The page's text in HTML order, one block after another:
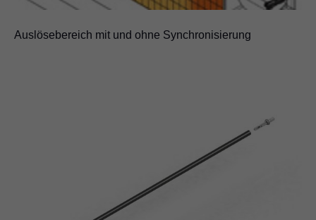
Auslösebereich mit und ohne Synchronisierung